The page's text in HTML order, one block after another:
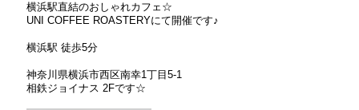
横浜駅直結のおしゃれカフェ☆
UNI COFFEE ROASTERYにて開催です♪
横浜駅 徒歩5分
神奈川県横浜市西区南幸1丁目5-1
相鉄ジョイナス 2Fです☆